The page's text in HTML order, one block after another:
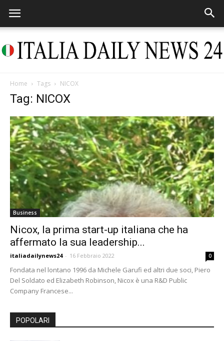
Daily
News
24
Home Tags NICOX
Tag: NICOX
Business
Nicox, la prima start-up italiana che ha
affermato la sua leadership...
italiadailynews24 - 16 Febbraio 2022 0
Fondata nel lontano 1996 da Michele Garufi ed altri due soci, Piero
Del Soldato ed Elizabeth Robinson, Nicox è una R&D Public
Company Francese...
POPOLARI